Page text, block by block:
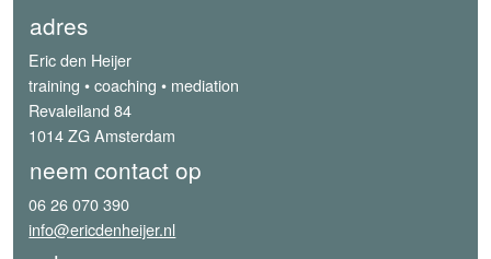
adres
Eric den Heijer
training • coaching • mediation
Revaleiland 84
1014 ZG Amsterdam
neem contact op
06 26 070 390
info@ericdenheijer.nl